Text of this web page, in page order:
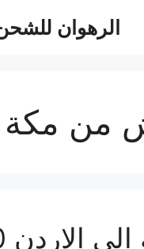
الرهوان للشحن
مكة
0560533140